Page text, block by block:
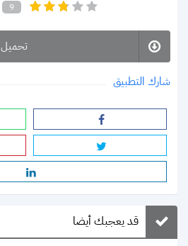
9
تحميل
شارك التطبيق
قد يعجبك أيضا